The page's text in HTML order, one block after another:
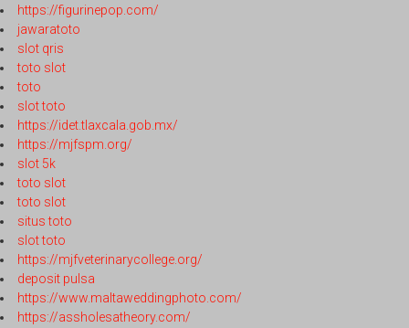
https://figurinepop.com/
jawaratoto
slot qris
toto slot
toto
slot toto
https://idet.tlaxcala.gob.mx/
https://mjfspm.org/
slot 5k
toto slot
toto slot
situs toto
slot toto
https://mjfveterinarycollege.org/
deposit pulsa
https://www.maltaweddingphoto.com/
https://assholesatheory.com/